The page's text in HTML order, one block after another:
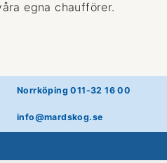
egna chaufförer.
Norrköping 011-32 16 00
info@mardskog.se